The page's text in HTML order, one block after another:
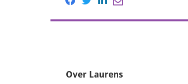
Over Laurens